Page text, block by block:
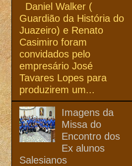
Daniel Walker (
Guardião da História do
Juazeiro) e Renato
Casimiro foram
convidados pelo
empresário José
Tavares Lopes para
produzirem um...
Imagens da
Missa do
Encontro dos
Ex alunos
Salesianos